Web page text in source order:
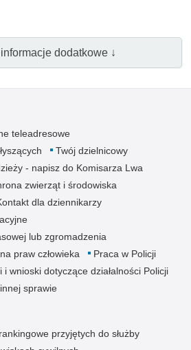
dodatkowe ↓
teleadresowe
Twój dzielnicowy
- napisz do Komisarza Lwa
zwierząt i środowiska
dla dziennikarzy
lub zgromadzenia
praw człowieka
Praca w Policji
i wnioski dotyczące działalności Policji
sprawie
przyjętych do służby